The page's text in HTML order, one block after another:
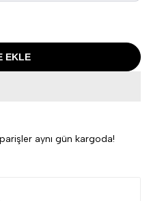
EKLE
aynı gün kargoda!